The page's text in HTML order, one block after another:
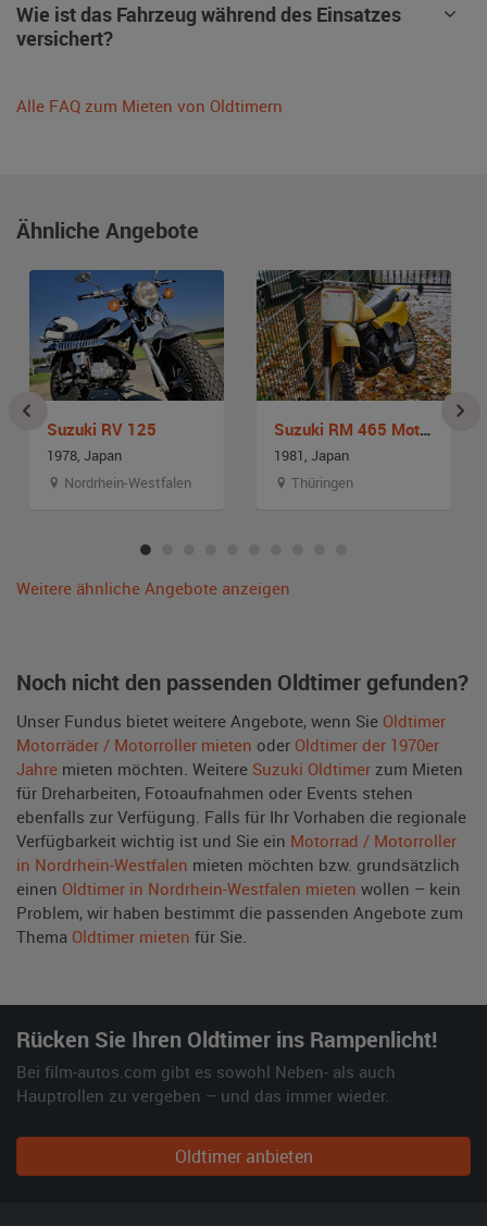
Wie ist das Fahrzeug während des Einsatzes
versichert?
Alle FAQ zum Mieten von Oldtimern
Ähnliche Angebote
Suzuki RV 125
1978, Japan
Nordrhein-Westfalen
Suzuki RM 465 Moto-Cross
1981, Japan
Thüringen
Weitere ähnliche Angebote anzeigen
Noch nicht den passenden Oldtimer gefunden?
Unser Fundus bietet weitere Angebote, wenn Sie Oldtimer
Motorräder / Motorroller mieten oder Oldtimer der 1970er
Jahre mieten möchten. Weitere Suzuki Oldtimer zum Mieten
für Dreharbeiten, Fotoaufnahmen oder Events stehen
ebenfalls zur Verfügung. Falls für Ihr Vorhaben die regionale
Verfügbarkeit wichtig ist und Sie ein Motorrad / Motorroller
in Nordrhein-Westfalen mieten möchten bzw. grundsätzlich
einen Oldtimer in Nordrhein-Westfalen mieten wollen – kein
Problem, wir haben bestimmt die passenden Angebote zum
Thema Oldtimer mieten für Sie.
Rücken Sie Ihren Oldtimer ins Rampenlicht!
Bei film-autos.com gibt es sowohl Neben- als auch
Hauptrollen zu vergeben – und das immer wieder.
Oldtimer anbieten